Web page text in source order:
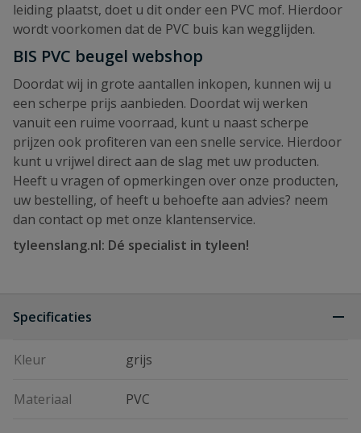
leiding plaatst, doet u dit onder een PVC mof. Hierdoor
wordt voorkomen dat de PVC buis kan wegglijden.
BIS PVC beugel webshop
Doordat wij in grote aantallen inkopen, kunnen wij u
een scherpe prijs aanbieden. Doordat wij werken
vanuit een ruime voorraad, kunt u naast scherpe
prijzen ook profiteren van een snelle service. Hierdoor
kunt u vrijwel direct aan de slag met uw producten.
Heeft u vragen of opmerkingen over onze producten,
uw bestelling, of heeft u behoefte aan advies? neem
dan contact op met onze klantenservice.
tyleenslang.nl: Dé specialist in tyleen!
Specificaties
Kleur grijs
Materiaal PVC